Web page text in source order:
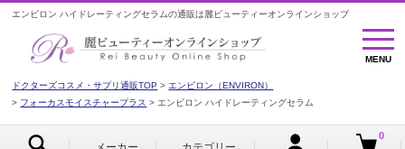
エンビロン ハイドレーティングセラムの通販は麗ビューティーオンラインショップ
MENU
MENU
ドクターズコスメ・サプリ通販TOP
エンビロン（ENVIRON）
フォーカスモイスチャープラス
エンビロン ハイドレーティングセラム
0